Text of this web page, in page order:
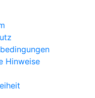
Hinweise